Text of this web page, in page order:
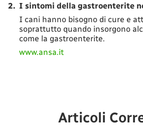
2. I sintomi della gastroenterite
I cani hanno bisogno di cure e
soprattutto quando insorgono
come la gastroenterite.
www.ansa.it
Articoli